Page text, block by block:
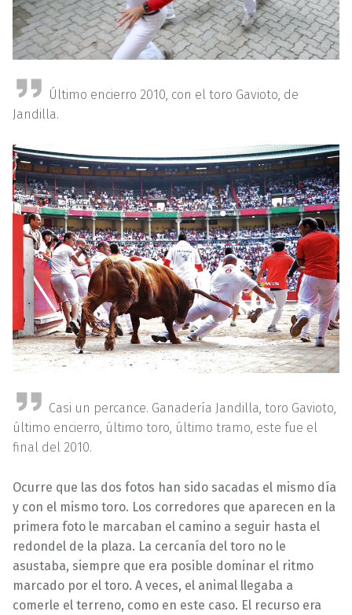
Último encierro 2010, con el toro Gavioto, de
Jandilla.
Casi un percance. Ganadería Jandilla, toro Gavioto,
último encierro, último toro, último tramo, este fue el
final del 2010.
Ocurre que las dos fotos han sido sacadas el mismo día
y con el mismo toro. Los corredores que aparecen en la
primera foto le marcaban el camino a seguir hasta el
redondel de la plaza. La cercanía del toro no le
asustaba, siempre que era posible dominar el ritmo
marcado por el toro. A veces, el animal llegaba a
comerle el terreno, como en este caso. El recurso era